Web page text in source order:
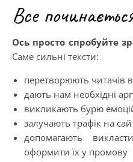
Все
Ось просто спробуйте
Саме сильні тексти:
перетворюють читачів в
дають нам необхідні
викликають бурю
залучають трафік на
допомагають
оформити їх у промову